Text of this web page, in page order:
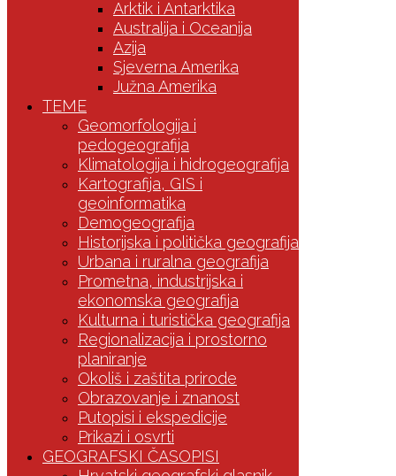
Arktik i Antarktika
Australija i Oceanija
Azija
Sjeverna Amerika
Južna Amerika
TEME
Geomorfologija i
pedogeografija
Klimatologija i hidrogeografija
Kartografija, GIS i
geoinformatika
Demogeografija
Historijska i politička geografija
Urbana i ruralna geografija
Prometna, industrijska i
ekonomska geografija
Kulturna i turistička geografija
Regionalizacija i prostorno
planiranje
Okoliš i zaštita prirode
Obrazovanje i znanost
Putopisi i ekspedicije
Prikazi i osvrti
GEOGRAFSKI ČASOPISI